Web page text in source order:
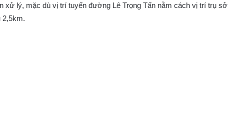
xử lý, mặc dù vị trí tuyến đường Lê Trọng Tấn nằm cách vị trí trụ sở
2,5km.